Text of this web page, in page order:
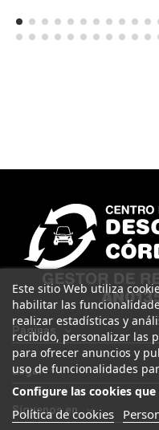
Páginas
Legal
Este sitio Web utiliza
habilitar las
realizar estadísticas y
recibido, personalizar las
para ofrecer anuncios y
uso de funcionalidades
Configure las cookies
Política de cookies
Síguenos en